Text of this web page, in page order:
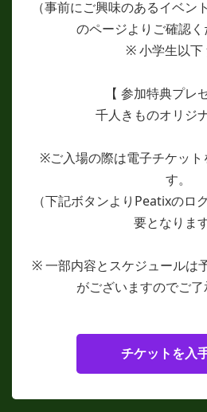
（事前にご興味のあるイベン
のページよりご確認く
※ 小学生以下
【 参加特典プレ
千人きものオリジ
※ご入場の際は電子チケット
す。
（下記ボタンよりPeatixのロ
要となります
※ 一部内容とスケジュールは
がございますのでご了
チケットを入